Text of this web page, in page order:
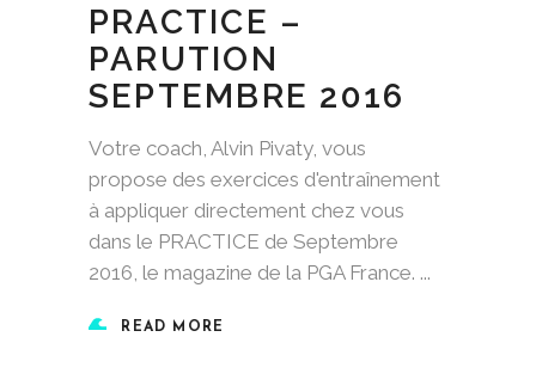
PRACTICE –
PARUTION
SEPTEMBRE 2016
Votre coach, Alvin Pivaty, vous
propose des exercices d'entraînement
à appliquer directement chez vous
dans le PRACTICE de Septembre
2016, le magazine de la PGA France.
READ MORE